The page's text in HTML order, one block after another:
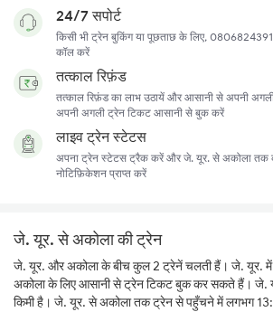
24/7 सपोर्ट
किसी भी ट्रेन बुकिंग या पूछताछ के लिए,
कॉल करें
तत्काल रिफ़ंड
तत्काल रिफ़ंड का लाभ उठायें और आसानी से अपनी
अपनी अगली ट्रेन टिकट आसानी से बुक करें
लाइव ट्रेन स्टेटस
अपना ट्रेन स्टेटस ट्रैक करें और जे. यूर. से अकोला तक
नोटिफ़िकेशन प्राप्त करें
जे. यूर. से अकोला की ट्रेन
जे. यूर. और अकोला के बीच कुल 2 ट्रेनें चलती हैं। जे. यूर.
अकोला के लिए आसानी से ट्रेन टिकट बुक कर सकते हैं। जे.
किमी है। जे. यूर. से अकोला तक ट्रेन से पहुँचने में लगभग